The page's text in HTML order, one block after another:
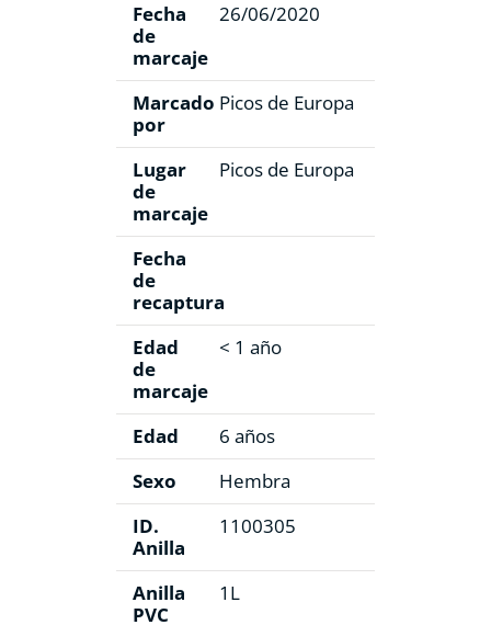
Fecha
de
marcaje
26/06/2020
Marcado
por
Picos de Europa
Lugar
de
marcaje
Picos de Europa
Fecha
de
recaptura
Edad
de
marcaje
< 1 año
Edad
6 años
Sexo
Hembra
ID.
Anilla
1100305
Anilla
PVC
1L